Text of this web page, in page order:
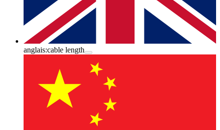
anglais:cable length